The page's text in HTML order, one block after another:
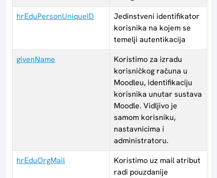
hrEduPersonUniqueID
Jedinstveni identifikator
korisnika na kojem se
temelji autentikacija
givenName
Koristimo za izradu
korisničkog računa u
Moodleu, identifikaciju
korisnika unutar sustava
Moodle. Vidljivo je
samom korisniku,
nastavnicima i
administratoru.
hrEduOrgMail
Koristimo uz mail atribut
radi pouzdanije